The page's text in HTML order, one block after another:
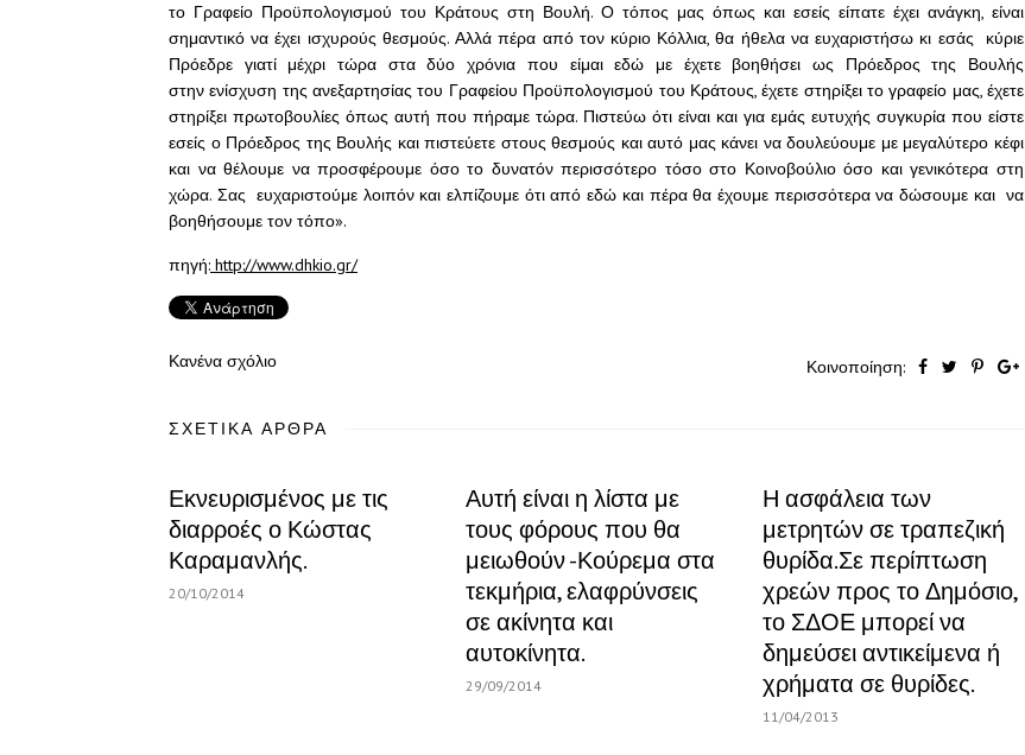
το Γραφείο Προϋπολογισμού του Κράτους στη Βουλή. Ο τόπος μας όπως και εσείς είπατε έχει ανάγκη, είναι
σημαντικό να έχει ισχυρούς θεσμούς. Αλλά πέρα από τον κύριο Κόλλια, θα ήθελα να ευχαριστήσω κι εσάς κύριε
Πρόεδρε γιατί μέχρι τώρα στα δύο χρόνια που είμαι εδώ με έχετε βοηθήσει ως Πρόεδρος της Βουλής
στην ενίσχυση της ανεξαρτησίας του Γραφείου Προϋπολογισμού του Κράτους, έχετε στηρίξει το γραφείο μας, έχετε
στηρίξει πρωτοβουλίες όπως αυτή που πήραμε τώρα. Πιστεύω ότι είναι και για εμάς ευτυχής συγκυρία που είστε
εσείς ο Πρόεδρος της Βουλής και πιστεύετε στους θεσμούς και αυτό μας κάνει να δουλεύουμε με μεγαλύτερο κέφι
και να θέλουμε να προσφέρουμε όσο το δυνατόν περισσότερο τόσο στο Κοινοβούλιο όσο και γενικότερα στη
χώρα. Σας ευχαριστούμε λοιπόν και ελπίζουμε ότι από εδώ και πέρα θα έχουμε περισσότερα να δώσουμε και να
βοηθήσουμε τον τόπο».
πηγή: http://www.dhkio.gr/
Κανένα σχόλιο Κοινοποίηση:
ΣΧΕΤΙΚΆ ΆΡΘΡΑ
Εκνευρισμένος με τις
διαρροές ο Κώστας
Καραμανλής.
20/10/2014
Αυτή είναι η λίστα με
τους φόρους που θα
μειωθούν -Κούρεμα στα
τεκμήρια, ελαφρύνσεις
σε ακίνητα και
αυτοκίνητα.
29/09/2014
Η ασφάλεια των
μετρητών σε τραπεζική
θυρίδα.Σε περίπτωση
χρεών προς το Δημόσιο,
το ΣΔΟΕ μπορεί να
δημεύσει αντικείμενα ή
χρήματα σε θυρίδες.
11/04/2013